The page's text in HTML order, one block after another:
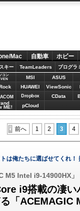
Mac 自動車 ホビー
キー TeamLeaders プログラ
コン
MSI ASUS
HUAWEI ViewSonic
Dropbox CData
ME! pCloud
前へ 1 2 3 4
は俺たちに選ばせてくれ
M5 Intel i9-14900HX」
i9搭載の凄
「ACEMAGIC